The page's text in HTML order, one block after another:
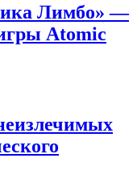
Лимбо» —
Atomic